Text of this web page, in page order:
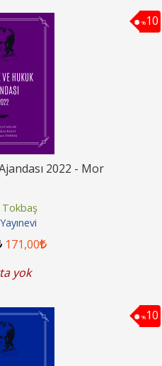
%10
2022 - Mor
Tokbaş
171,00
yok
%10